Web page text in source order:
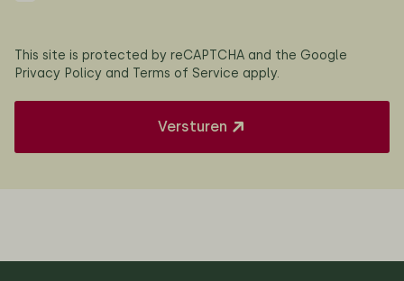
This site is protected by reCAPTCHA and the Google
Privacy Policy and Terms of Service apply.
Versturen